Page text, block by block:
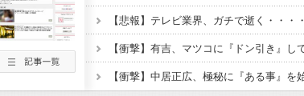
【悲報】テレビ業界、ガチで逝く・・・・